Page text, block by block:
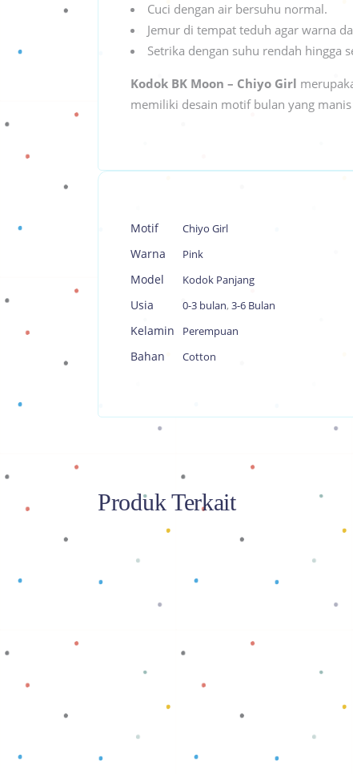
Cuci dengan air bersuhu normal.
Jemur di tempat teduh agar warna
Setrika dengan suhu rendah hingga
Kodok BK Moon – Chiyo Girl
memiliki desain motif bulan yang
Motif Chiyo Girl
Warna Pink
Model Kodok Panjang
Usia 0-3 bulan, 3-6 Bulan
Kelamin Perempuan
Bahan Cotton
Produk Terkait
Baca selengkapnya